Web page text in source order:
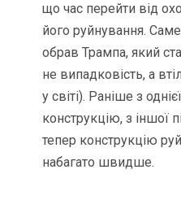
що час перейти від
його руйнування.
обрав Трампа, який
не випадковість, а
у світі). Раніше з
конструкцію, з іншої
тепер конструкцію
набагато швидше.